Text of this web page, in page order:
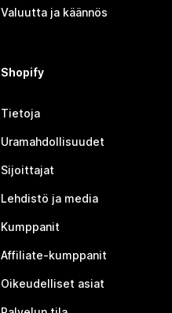
Valuutta ja käännös
Shopify
Tietoja
Uramahdollisuudet
Sijoittajat
Lehdistö ja media
Kumppanit
Affiliate-kumppanit
Oikeudelliset asiat